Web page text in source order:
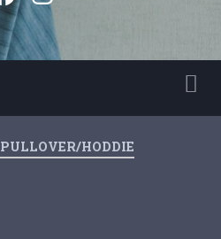
PULLOVER/HODDIE